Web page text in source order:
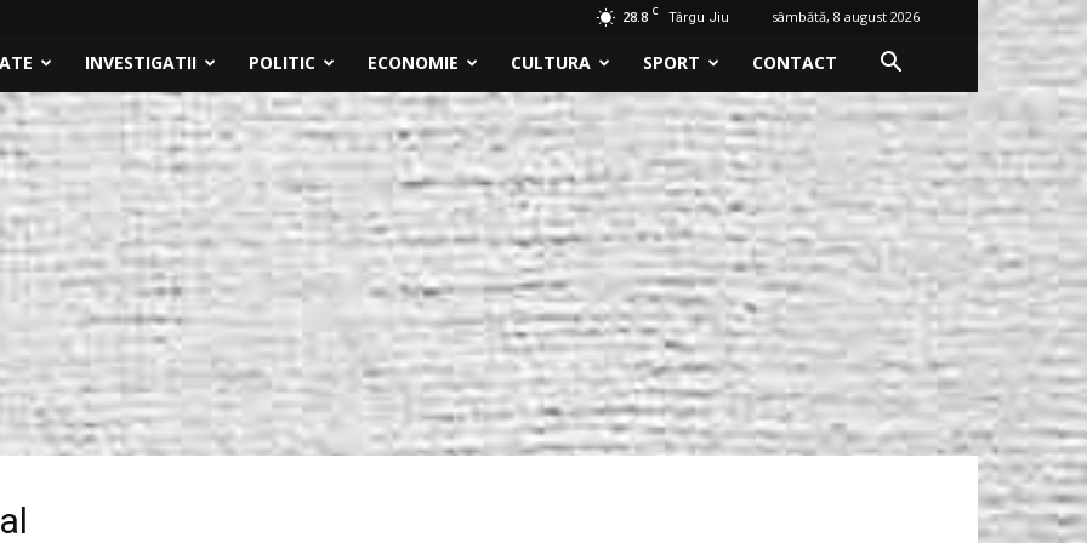
28.8 C Târgu Jiu sâmbătă, 8 august 2026
INVESTIGATII POLITIC ECONOMIE CULTURA SPORT CONTACT